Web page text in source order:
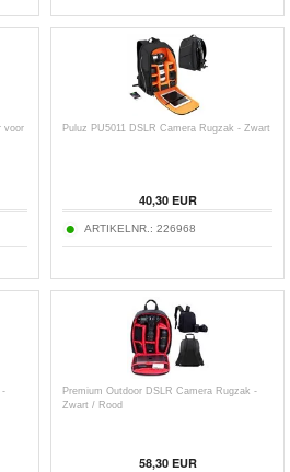
voor
Puluz PU5011 DSLR Camera Rugzak - Zwart
40,30EUR
ARTIKELNR.: 226968
-
Premium Outdoor DSLR Camera Rugzak -
Zwart / Rood
58,30EUR